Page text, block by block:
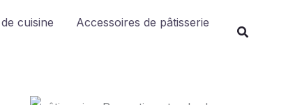
cuisine
Accessoires de pâtisserie